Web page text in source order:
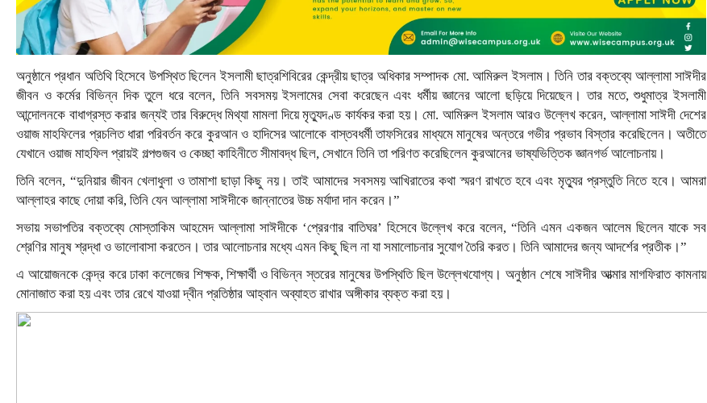
অনুষ্ঠানে প্রধান অতিথি হিসেবে উপস্থিত ছিলেন ইসলামী ছাত্রশিবিরের কেন্দ্রীয় ছাত্র অধিকার সম্পাদক মো. আমিরুল ইসলাম। তিনি তার বক্তব্যে আল্লামা সাঈদীর
জীবন ও কর্মের বিভিন্ন দিক তুলে ধরে বলেন, তিনি সবসময় ইসলামের সেবা করেছেন এবং ধর্মীয় জ্ঞানের আলো ছড়িয়ে দিয়েছেন। তার মতে, শুধুমাত্র ইসলামী
আন্দোলনকে বাধাগ্রস্ত করার জন্যই তার বিরুদ্ধে মিথ্যা মামলা দিয়ে মৃত্যুদণ্ড কার্যকর করা হয়। মো. আমিরুল ইসলাম আরও উল্লেখ করেন, আল্লামা সাঈদী দেশের
ওয়াজ মাহফিলের প্রচলিত ধারা পরিবর্তন করে কুরআন ও হাদিসের আলোকে বাস্তবধর্মী তাফসিরের মাধ্যমে মানুষের অন্তরে গভীর প্রভাব বিস্তার করেছিলেন। অতীতে
যেখানে ওয়াজ মাহফিল প্রায়ই গল্পগুজব ও কেচ্ছা কাহিনীতে সীমাবদ্ধ ছিল, সেখানে তিনি তা পরিণত করেছিলেন কুরআনের ভাষ্যভিত্তিক জ্ঞানগর্ভ আলোচনায়।
তিনি বলেন, “দুনিয়ার জীবন খেলাধুলা ও তামাশা ছাড়া কিছু নয়। তাই আমাদের সবসময় আখিরাতের কথা স্মরণ রাখতে হবে এবং মৃত্যুর প্রস্তুতি নিতে হবে। আমরা
আল্লাহর কাছে দোয়া করি, তিনি যেন আল্লামা সাঈদীকে জান্নাতের উচ্চ মর্যাদা দান করেন।”
সভায় সভাপতির বক্তব্যে মোস্তাকিম আহমেদ আল্লামা সাঈদীকে ‘প্রেরণার বাতিঘর’ হিসেবে উল্লেখ করে বলেন, “তিনি এমন একজন আলেম ছিলেন যাকে সব
শ্রেণির মানুষ শ্রদ্ধা ও ভালোবাসা করতেন। তার আলোচনার মধ্যে এমন কিছু ছিল না যা সমালোচনার সুযোগ তৈরি করত। তিনি আমাদের জন্য আদর্শের প্রতীক।”
এ আয়োজনকে কেন্দ্র করে ঢাকা কলেজের শিক্ষক, শিক্ষার্থী ও বিভিন্ন স্তরের মানুষের উপস্থিতি ছিল উল্লেখযোগ্য। অনুষ্ঠান শেষে সাঈদীর আত্মার মাগফিরাত কামনায়
মোনাজাত করা হয় এবং তার রেখে যাওয়া দ্বীন প্রতিষ্ঠার আহ্বান অব্যাহত রাখার অঙ্গীকার ব্যক্ত করা হয়।